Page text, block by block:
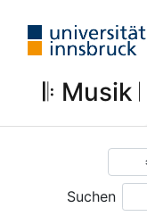
𝄆 Musik 𝄀
Suchen